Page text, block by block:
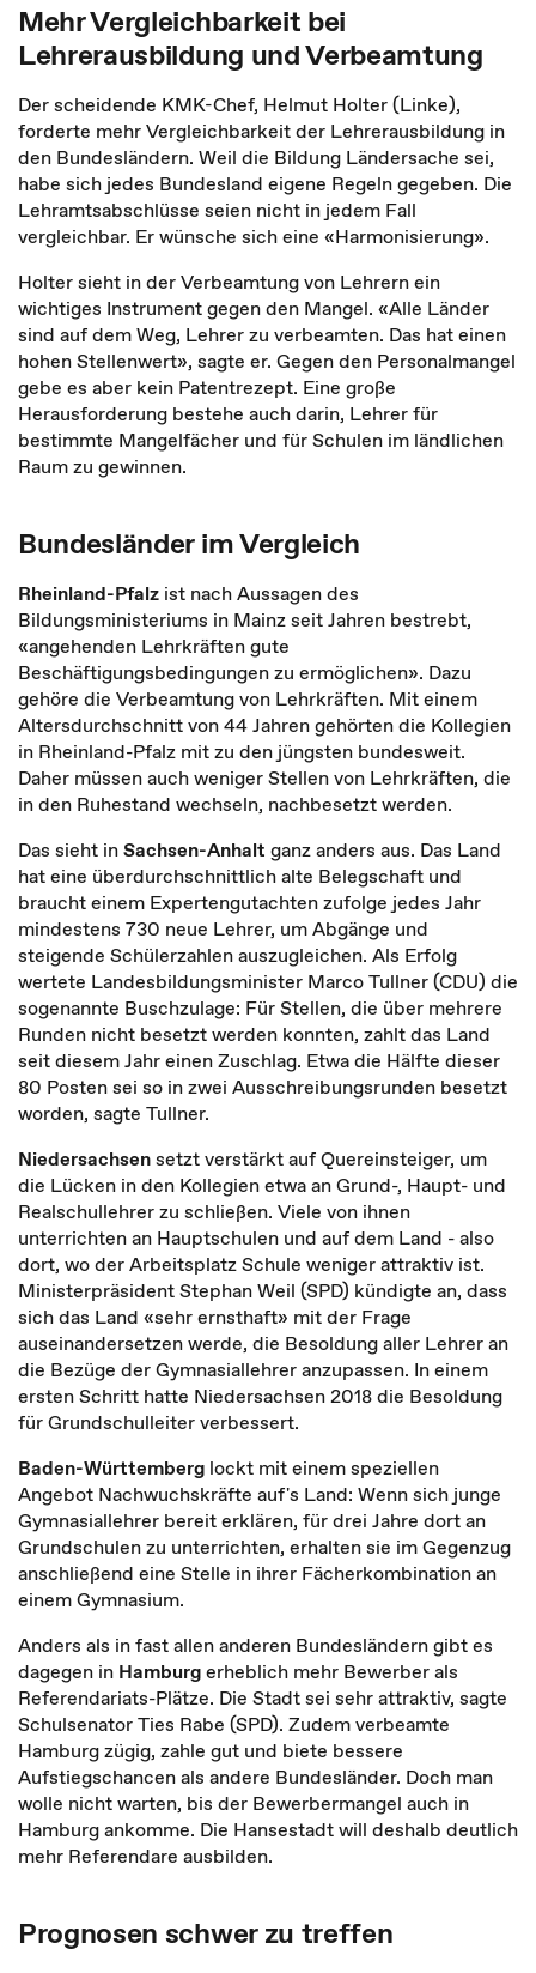
Mehr Vergleichbarkeit bei
Lehrerausbildung und Verbeamtung
Der scheidende KMK-Chef, Helmut Holter (Linke),
forderte mehr Vergleichbarkeit der Lehrerausbildung in
den Bundesländern. Weil die Bildung Ländersache sei,
habe sich jedes Bundesland eigene Regeln gegeben. Die
Lehramtsabschlüsse seien nicht in jedem Fall
vergleichbar. Er wünsche sich eine «Harmonisierung».
Holter sieht in der Verbeamtung von Lehrern ein
wichtiges Instrument gegen den Mangel. «Alle Länder
sind auf dem Weg, Lehrer zu verbeamten. Das hat einen
hohen Stellenwert», sagte er. Gegen den Personalmangel
gebe es aber kein Patentrezept. Eine große
Herausforderung bestehe auch darin, Lehrer für
bestimmte Mangelfächer und für Schulen im ländlichen
Raum zu gewinnen.
Bundesländer im Vergleich
Rheinland-Pfalz ist nach Aussagen des
Bildungsministeriums in Mainz seit Jahren bestrebt,
«angehenden Lehrkräften gute
Beschäftigungsbedingungen zu ermöglichen». Dazu
gehöre die Verbeamtung von Lehrkräften. Mit einem
Altersdurchschnitt von 44 Jahren gehörten die Kollegien
in Rheinland-Pfalz mit zu den jüngsten bundesweit.
Daher müssen auch weniger Stellen von Lehrkräften, die
in den Ruhestand wechseln, nachbesetzt werden.
Das sieht inSachsen-Anhalt ganz anders aus. Das Land
hat eine überdurchschnittlich alte Belegschaft und
braucht einem Expertengutachten zufolge jedes Jahr
mindestens 730 neue Lehrer, um Abgänge und
steigende Schülerzahlen auszugleichen. Als Erfolg
wertete Landesbildungsminister Marco Tullner (CDU) die
sogenannte Buschzulage: Für Stellen, die über mehrere
Runden nicht besetzt werden konnten, zahlt das Land
seit diesem Jahr einen Zuschlag. Etwa die Hälfte dieser
80 Posten sei so in zwei Ausschreibungsrunden besetzt
worden, sagte Tullner.
Niedersachsensetzt verstärkt auf Quereinsteiger, um
die Lücken in den Kollegien etwa an Grund-, Haupt- und
Realschullehrer zu schließen. Viele von ihnen
unterrichten an Hauptschulen und auf dem Land - also
dort, wo der Arbeitsplatz Schule weniger attraktiv ist.
Ministerpräsident Stephan Weil (SPD) kündigte an, dass
sich das Land «sehr ernsthaft» mit der Frage
auseinandersetzen werde, die Besoldung aller Lehrer an
die Bezüge der Gymnasiallehrer anzupassen. In einem
ersten Schritt hatte Niedersachsen 2018 die Besoldung
für Grundschulleiter verbessert.
Baden-Württemberg lockt mit einem speziellen
Angebot Nachwuchskräfte auf's Land: Wenn sich junge
Gymnasiallehrer bereit erklären, für drei Jahre dort an
Grundschulen zu unterrichten, erhalten sie im Gegenzug
anschließend eine Stelle in ihrer Fächerkombination an
einem Gymnasium.
Anders als in fast allen anderen Bundesländern gibt es
dagegen in Hamburgerheblich mehr Bewerber als
Referendariats-Plätze. Die Stadt sei sehr attraktiv, sagte
Schulsenator Ties Rabe (SPD). Zudem verbeamte
Hamburg zügig, zahle gut und biete bessere
Aufstiegschancen als andere Bundesländer. Doch man
wolle nicht warten, bis der Bewerbermangel auch in
Hamburg ankomme. Die Hansestadt will deshalb deutlich
mehr Referendare ausbilden.
Prognosen schwer zu treffen